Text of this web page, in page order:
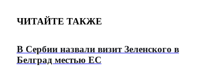
ЧИТАЙТЕ ТАКЖЕ
В Сербии назвали визит Зеленского в
Белград местью ЕС